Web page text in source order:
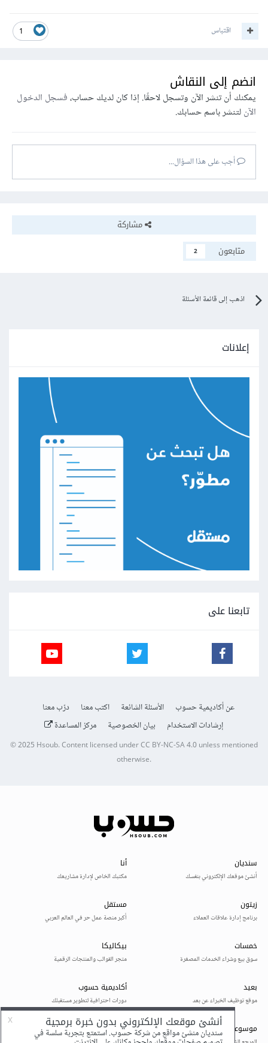
1 اقتباس
انضم إلى النقاش
يمكنك أن تنشر الآن وتسجل لاحقًا. إذا كان لديك حساب،فسجل الدخول
الآنلتنشر باسم حسابك.
أجب على هذا السؤال...
مشاركة
متابعون
2
اذهب إلى قائمة الأسئلة
إعلانات
تابعنا على
عن أكاديمية حسوب الأسئلة الشائعة اكتب معنا
درّب معنا
إرشادات الاستخدام
بيان الخصوصية مركز المساعدة
© 2025Hsoub.Content licensed underCC BY-NC-SA 4.0unless mentioned
otherwise.